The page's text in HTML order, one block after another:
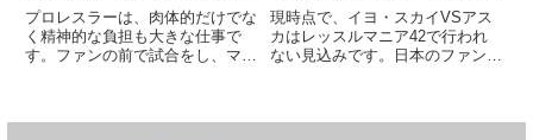
「誰かの告白を聞くこと
で、自分は1人じゃない…
と気付ける」
プロレスラーは、肉体的だけでな
く精神的な負担も大きな仕事で
す。ファンの前で試合をし、マイ
る「カットの理由」とは
現時点で、イヨ・スカイVSアス
カはレッスルマニア42で行われ
ない見込みです。日本のファンの